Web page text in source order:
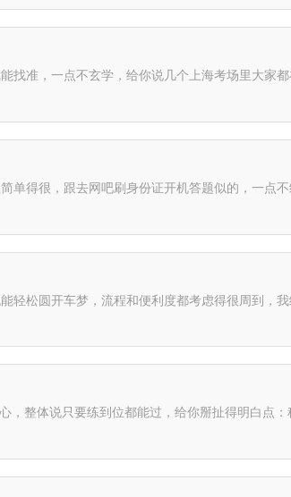
找准，一点不玄学，给你说几个上海考场里大家
得很，跟去网吧刷身份证开机答题似的，一点不
轻松圆开车梦，流程和便利度都考虑得很周到，
，整体说只要练到位都能过，给你掰扯得明白点